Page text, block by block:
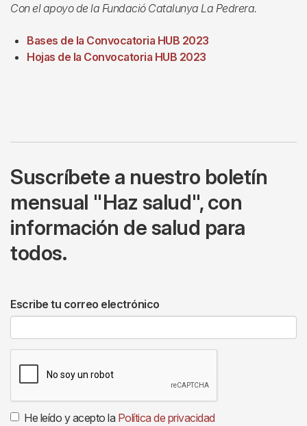
Con el apoyo de la Fundació Catalunya La Pedrera.
Bases de la Convocatoria HUB 2023
Hojas de la Convocatoria HUB 2023
Suscríbete a nuestro boletín
mensual "Haz salud", con
información de salud para
todos.
Escribe tu correo electrónico
He leído y acepto la Política de privacidad